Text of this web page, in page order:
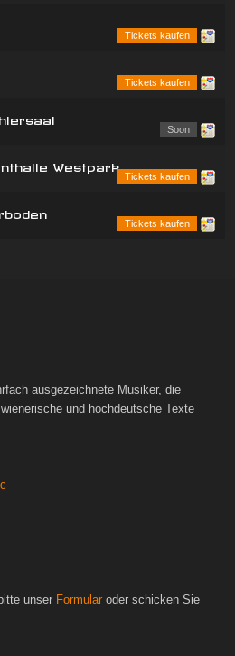
Tickets kaufen
Tickets kaufen
Soon
Westpark
Tickets kaufen
Tickets kaufen
ausgezeichnete Musiker, die
und hochdeutsche Texte
unser Formular oder schicken Sie